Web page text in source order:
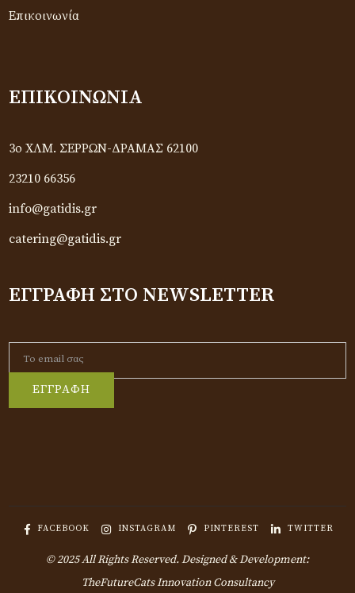
Επικοινωνία
ΕΠΙΚΟΙΝΩΝΊΑ
3ο ΧΛΜ. ΣΕΡΡΩΝ-ΔΡΑΜΑΣ 62100
23210 66356
info@gatidis.gr
catering@gatidis.gr
ΕΓΓΡΑΦΉ ΣΤΟ NEWSLETTER
ΕΓΓΡΑΦΗ
FACEBOOK INSTAGRAM PINTEREST TWITTER
© 2025 All Rights Reserved. Designed & Development:
TheFutureCats Innovation Consultancy